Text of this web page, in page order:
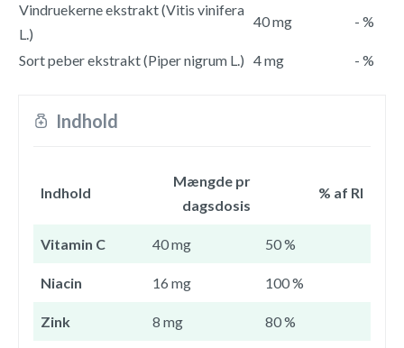
Vindruekerne ekstrakt (Vitis vinifera
L.)
40 mg - %
Sort peber ekstrakt (Piper nigrum L.) 4 mg - %
Indhold
Indhold
Mængde pr
dagsdosis
% af RI
Vitamin C 40 mg 50 %
Niacin 16 mg 100 %
Zink 8 mg 80 %